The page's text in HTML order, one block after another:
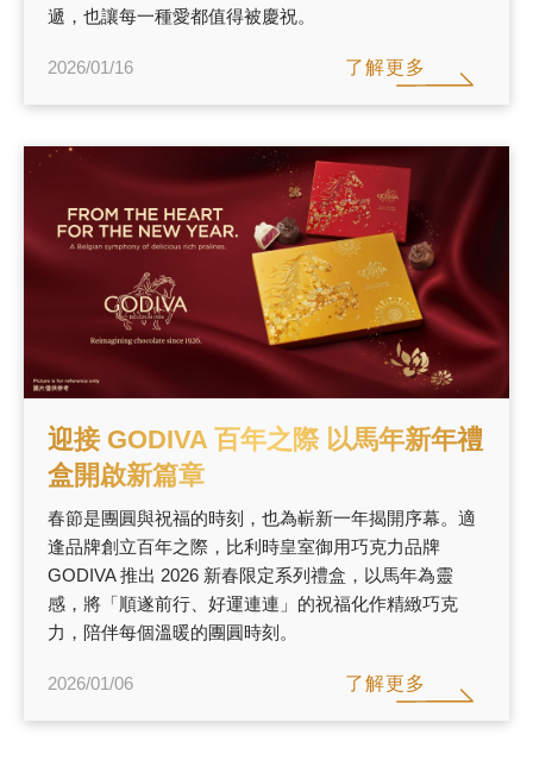
遞，也讓每一種愛都值得被慶祝。
2026/01/16 了解更多
迎接 GODIVA 百年之際 以馬年新年禮
盒開啟新篇章
春節是團圓與祝福的時刻，也為嶄新一年揭開序幕。適
逢品牌創立百年之際，比利時皇室御用巧克力品牌
GODIVA 推出 2026 新春限定系列禮盒，以馬年為靈
感，將「順遂前行、好運連連」的祝福化作精緻巧克
力，陪伴每個溫暖的團圓時刻。
2026/01/06 了解更多